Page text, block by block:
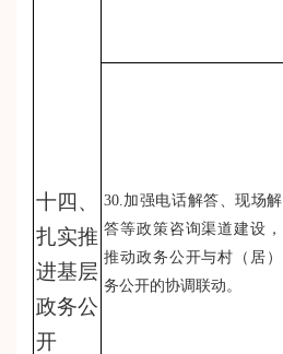
十四、
扎实推
进基层
政务公
开
30.加强电话解答、现场解
答等政策咨询渠道建设，
推动政务公开与村（居）
务公开的协调联动。